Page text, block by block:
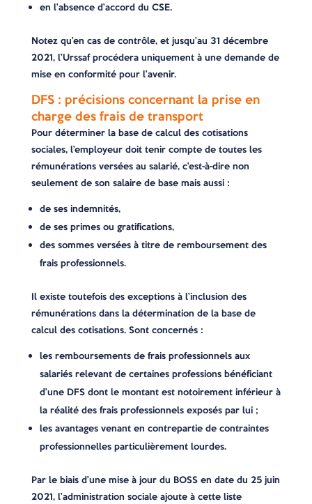
en l’absence d’accord du CSE.
Notez qu’en cas de contrôle, et jusqu’au 31 décembre
2021, l’Urssaf procédera uniquement à une demande de
mise en conformité pour l’avenir.
DFS : précisions concernant la prise en
charge des frais de transport
Pour déterminer la base de calcul des cotisations
sociales, l’employeur doit tenir compte de toutes les
rémunérations versées au salarié, c’est-à-dire non
seulement de son salaire de base mais aussi :
de ses indemnités,
de ses primes ou gratifications,
des sommes versées à titre de remboursement des
frais professionnels.
Il existe toutefois des exceptions à l’inclusion des
rémunérations dans la détermination de la base de
calcul des cotisations. Sont concernés :
les remboursements de frais professionnels aux
salariés relevant de certaines professions bénéficiant
d’une DFS dont le montant est notoirement inférieur à
la réalité des frais professionnels exposés par lui ;
les avantages venant en contrepartie de contraintes
professionnelles particulièrement lourdes.
Par le biais d’une mise à jour du BOSS en date du 25 juin
2021, l’administration sociale ajoute à cette liste